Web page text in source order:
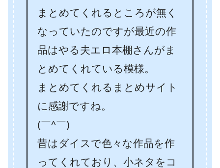
まとめてくれるところが無く
なっていたのですが最近の作
品はやる夫エロ本棚さんがま
とめてくれている模様。
まとめてくれるまとめサイト
に感謝ですね。
(￣^￣)ゞ
昔はダイスで色々な作品を作
ってくれており、小ネタをコ